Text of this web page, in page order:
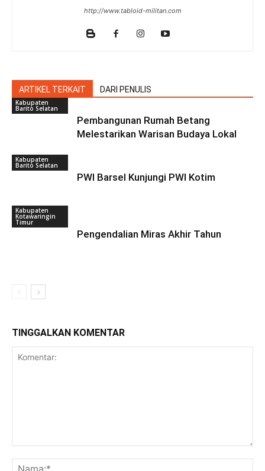
http://www.tabloid-militan.com
ARTIKEL TERKAIT DARI PENULIS
Kabupaten
Barito Selatan
Pembangunan Rumah Betang
Melestarikan Warisan Budaya Lokal
Kabupaten
Barito Selatan
PWI Barsel Kunjungi PWI Kotim
Kabupaten
Kotawaringin
Timur
Pengendalian Miras Akhir Tahun
TINGGALKAN KOMENTAR